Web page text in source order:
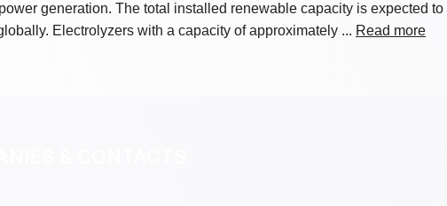
generation. The total installed renewable capacity is expected
Electrolyzers with a capacity of approximately ... Read more